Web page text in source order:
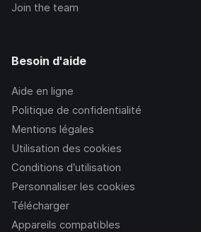
Join the team
Besoin d'aide
Aide en ligne
Politique de confidentialité
Mentions légales
Utilisation des cookies
Conditions d’utilisation
Personnaliser les cookies
Télécharger
Appareils compatibles